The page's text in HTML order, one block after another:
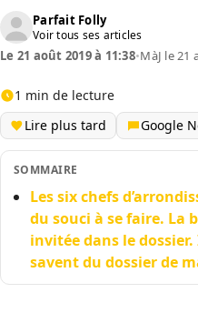
Parfait Folly
Voir tous ses articles
Le 21 août 2019 à 11:38•MàJ le 21
1 min de lecture
Lire plus tard
Google
SOMMAIRE
Les six chefs
du souci à se faire. La
invitée dans le
savent du dossier de